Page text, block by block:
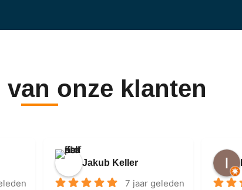
onze klanten
Jakub Keller
7 jaar geleden